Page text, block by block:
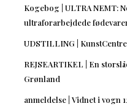
Kogebog | ULTRA NEMT:
ultraforarbejdede
UDSTILLING |
REJSEARTIKEL | En
Grønland
anmeldelse | Vidnet i vogn